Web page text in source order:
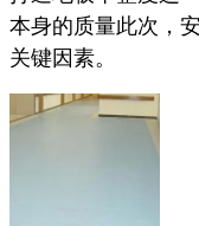
本身的质量此次，
关键因素。